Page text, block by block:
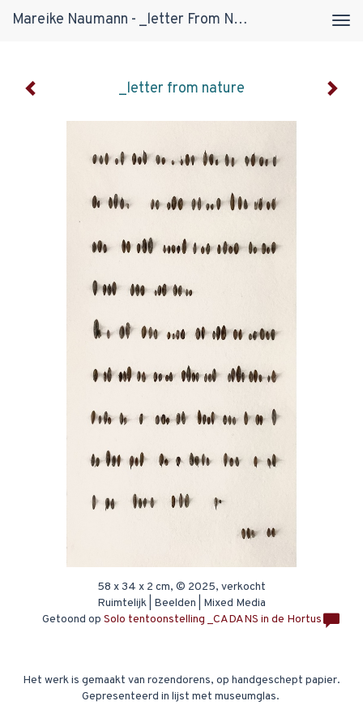
Mareike Naumann - _letter From Nature
_letter from nature
58 x 34 x 2 cm, © 2025, verkocht
Ruimtelijk | Beelden | Mixed Media
Getoond op Solo tentoonstelling _CADANS in de Hortus
Het werk is gemaakt van rozendorens, op handgeschept papier.
Gepresenteerd in lijst met museumglas.